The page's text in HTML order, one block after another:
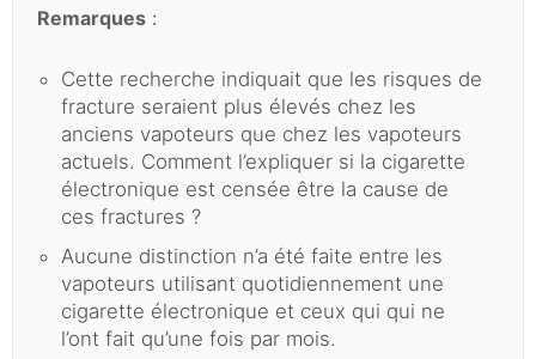
Remarques :
Cette recherche indiquait que les risques de
fracture seraient plus élevés chez les
anciens vapoteurs que chez les vapoteurs
actuels. Comment l’expliquer si la cigarette
électronique est censée être la cause de
ces fractures ?
Aucune distinction n’a été faite entre les
vapoteurs utilisant quotidiennement une
cigarette électronique et ceux qui qui ne
l’ont fait qu’une fois par mois.